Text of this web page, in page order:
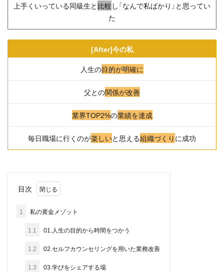
上手くいっている同級生と 比較 し「なんで私ばかり」と思ってい
た
[After]今の私
人生の目的が明確に
父との関係が改善
業界TOP2%の業績を達成
毎日職場に行くのが楽しいと思える組織づくり に成功
目次
1 私の黄金メゾット
1.1 01.人生の目的から時間をつかう
1.2 02.セルフカウンセリングを用いた業務改善
1.3 03.学びをシェアする場